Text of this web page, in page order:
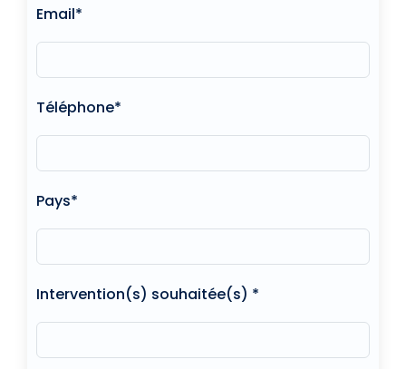
Email*
Téléphone*
Pays*
Intervention(s) souhaitée(s) *